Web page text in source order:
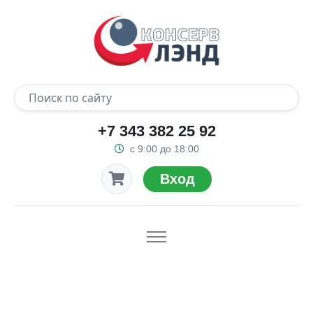
+7 343 382 25 92
с 9:00 до 18:00
Вход